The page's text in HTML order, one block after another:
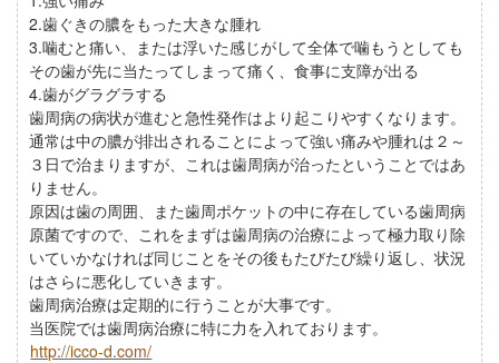
2.歯ぐきの膿をもった大きな腫れ
3.噛むと痛い、または浮いた感じがして全体で噛もうとしても
その歯が先に当たってしまって痛く、食事に支障が出る
4.歯がグラグラする
歯周病の病状が進むと急性発作はより起こりやすくなります。
通常は中の膿が排出されることによって強い痛みや腫れは２～
３日で治まりますが、これは歯周病が治ったということではあ
りません。
原因は歯の周囲、また歯周ポケットの中に存在している歯周病
原菌ですので、これをまずは歯周病の治療によって極力取り除
いていかなければ同じことをその後もたびたび繰り返し、状況
はさらに悪化していきます。
歯周病治療は定期的に行うことが大事です。
当医院では歯周病治療に特に力を入れております。
http://icco-d.com/